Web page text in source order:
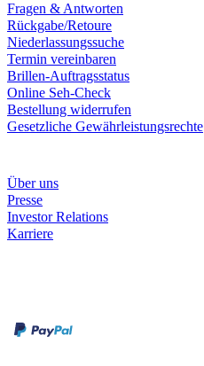
Fragen & Antworten
Rückgabe/Retoure
Niederlassungssuche
Termin vereinbaren
Brillen-Auftragsstatus
Online Seh-Check
Bestellung widerrufen
Gesetzliche Gewährleistungsrechte
Über uns
Presse
Investor Relations
Karriere